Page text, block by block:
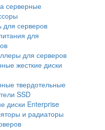
серверные
для серверов
для
для серверов
жесткие диски
твердотельные
SSD
диски Enterprise
и радиаторы